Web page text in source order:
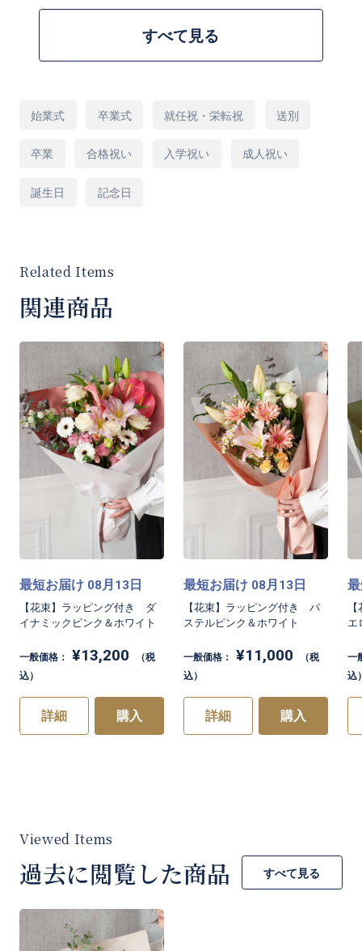
すべて見る
ております。ご了承ください。
始業式 卒業式 就任祝・栄転祝 送別
卒業 合格祝い 入学祝い 成人祝い
誕生日 記念日
関連商品
【花束】ラッピング付き ダ
イナミックピンク＆ホワイト
最短お届け 08月 13 日
一般価格： ¥13,200
（税
込）
詳細 購入
【花束】ラッピング付き パ
ステルピンク＆ホワイト
最短お届け 08月 13 日
一般価格： ¥11,000
（税
込）
詳細 購入
エ
一
込
過去に閲覧した商品 すべて見る